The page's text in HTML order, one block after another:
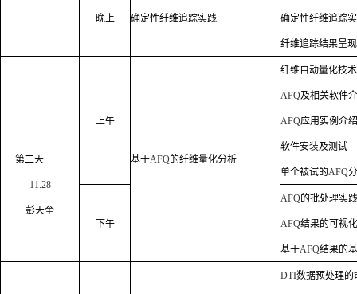
晚上 确定性纤维追踪实践 确定性纤维追踪
纤维追踪结果呈现
第二天
11.28
彭天奎
上午
基于AFQ的纤维量化分析
纤维自动量化技
AFQ及相关软件
AFQ应用实例介绍
软件安装及测试
单个被试的AFQ
下午
AFQ的批处理实
AFQ结果的可视
基于AFQ结果的
DTI数据预处理的